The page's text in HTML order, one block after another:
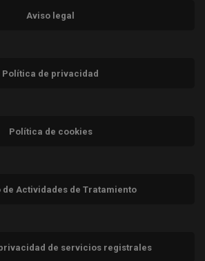
Aviso legal
Política de privacidad
Política de cookies
de Actividades de Tratamiento
de servicios registrales